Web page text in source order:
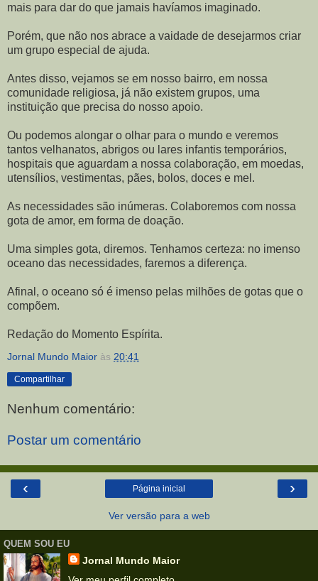
mais para dar do que jamais havíamos imaginado.
Porém, que não nos abrace a vaidade de desejarmos criar
um grupo especial de ajuda.
Antes disso, vejamos se em nosso bairro, em nossa
comunidade religiosa, já não existem grupos, uma
instituição que precisa do nosso apoio.
Ou podemos alongar o olhar para o mundo e veremos
tantos velhanatos, abrigos ou lares infantis temporários,
hospitais que aguardam a nossa colaboração, em moedas,
utensílios, vestimentas, pães, bolos, doces e mel.
As necessidades são inúmeras. Colaboremos com nossa
gota de amor, em forma de doação.
Uma simples gota, diremos. Tenhamos certeza: no imenso
oceano das necessidades, faremos a diferença.
Afinal, o oceano só é imenso pelas milhões de gotas que o
compõem.
Redação do Momento Espírita.
Jornal Mundo Maior às 20:41
Compartilhar
Nenhum comentário:
Postar um comentário
‹ ›
Página inicial
Ver versão para a web
QUEM SOU EU
Jornal Mundo Maior